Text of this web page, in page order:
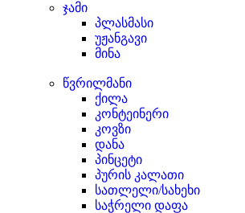
ჯამი
პლასმასი
უჟანგავი
მინა
წვრილმანი
ქილა
კონტეინერი
კოვზი
დანა
პინცეტი
პურის კალათი
სათლელი/სახეხი
საჭრელი დაფა